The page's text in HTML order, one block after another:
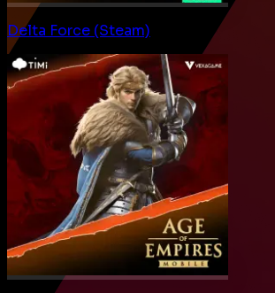
Delta Force (Steam)